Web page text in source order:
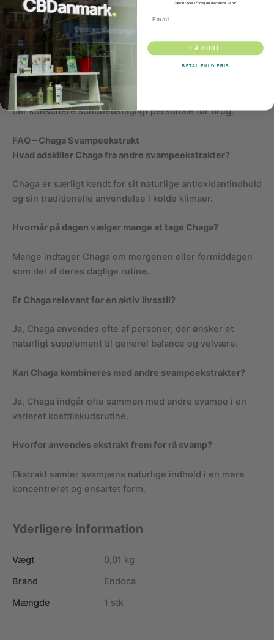
Vigtige oplysninger
Kosttilskud bør ikke erstatte en varieret kost og sund
livsstil.
Overskrid ikke den anbefalede daglige dosis.
Gravide, ammende eller personer i medicinsk behandling
bør konsultere sundhedsfagligt personale før brug.
FAQ – Chaga Svampeekstrakt
Hvad adskiller Chaga fra andre svampeekstrakter?
Chaga er særligt kendt for sit naturlige antioxidantindhold
og sin traditionelle anvendelse i kolde klimaer.
Hvornår på dagen vælger mange at tage Chaga?
Mange indtager Chaga om morgenen eller formiddagen
som del af deres daglige rutine.
Er Chaga relevant for en aktiv livsstil?
Ja, Chaga anvendes ofte af personer, der ønsker et
naturligt supplement til generel balance og velvære.
Kan Chaga kombineres med andre svampeekstrakter?
Ja, Chaga indgår ofte sammen med andre svampe i en
varieret kosttilskudsrutine.
Hvorfor anvendes ekstrakt frem for rå svamp?
Ekstrakt samler svampens naturlige indhold i en mere
koncentreret og ensartet form.
Yderligere information
Vægt
0,01 kg
Brand
Endoca
Mængde
1 stk
Gælder ikke i forvejen nedsatte varer.
FÅ KODE
BETAL FULD PRIS